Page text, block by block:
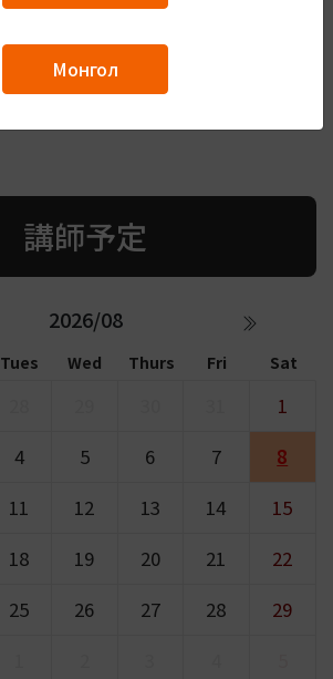
自由な話題
講師予定
2026/08
Tues Wed Thurs Fri Sat
1
4 5 6 7
8
11 12 13 14
15
18 19 20 21
22
25 26 27 28
29
Монгол